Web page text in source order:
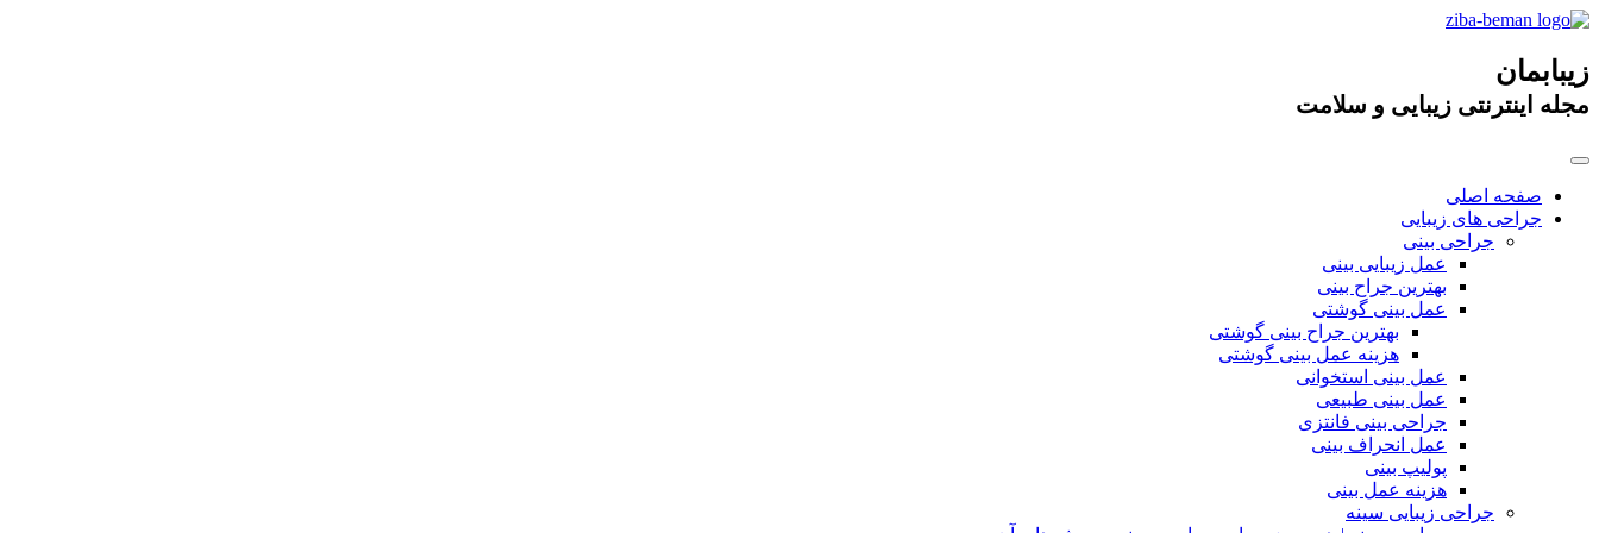
زیبابمان
مجله اینترنتی زیبایی و سلامت
صفحه اصلی
جراحی های زیبایی
جراحی بینی
عمل زیبایی بینی
بهترین جراح بینی
عمل بینی گوشتی
بهترین جراح بینی گوشتی
هزینه عمل بینی گوشتی
عمل بینی استخوانی
عمل بینی طبیعی
جراحی بینی فانتزی
عمل انحراف بینی
پولیپ بینی
هزینه عمل بینی
جراحی زیبایی سینه